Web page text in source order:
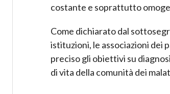
costante e soprattutto
Come dichiarato dal
istituzioni, le associazioni dei
preciso gli obiettivi su
di vita della comunità dei